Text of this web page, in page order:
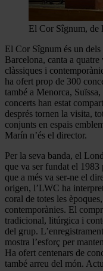
El Cor Sîgnum, de
El Cor Sîgnum és un
Barcelona, canta a
clàssiques i
ha ofert prop de 300
també a Menorca,
concerts han estat
després tornen la visita,
conjunts en espais
Marín n’és el director.
Per la seva banda, el
que va ser fundat el
que a més va ser-ne el
origen, l’LWC ha
coral de totes les
contemporànies. El
tradicional, litúrgica i
del grup.
mostra l’esforç per
Ha ofert centenars de
també arreu del món.